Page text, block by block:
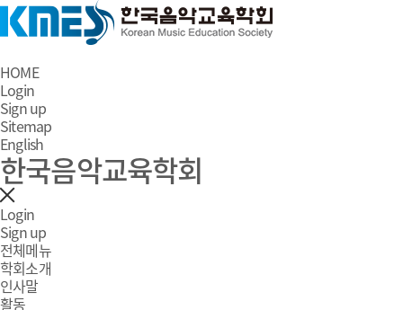
HOME
Login
Sign up
Sitemap
English
한국음악교육학회
Login
Sign up
전체메뉴
학회소개
인사말
활동